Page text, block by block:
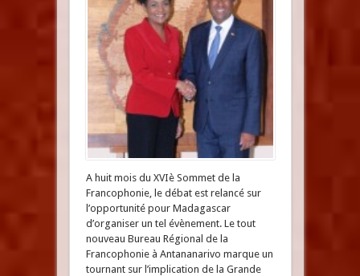
A huit mois du XVIè Sommet de la
Francophonie, le débat est relancé sur
l’opportunité pour Madagascar
d’organiser un tel évènement. Le tout
nouveau Bureau Régional de la
Francophonie à Antananarivo marque un
tournant sur l’implication de la Grande